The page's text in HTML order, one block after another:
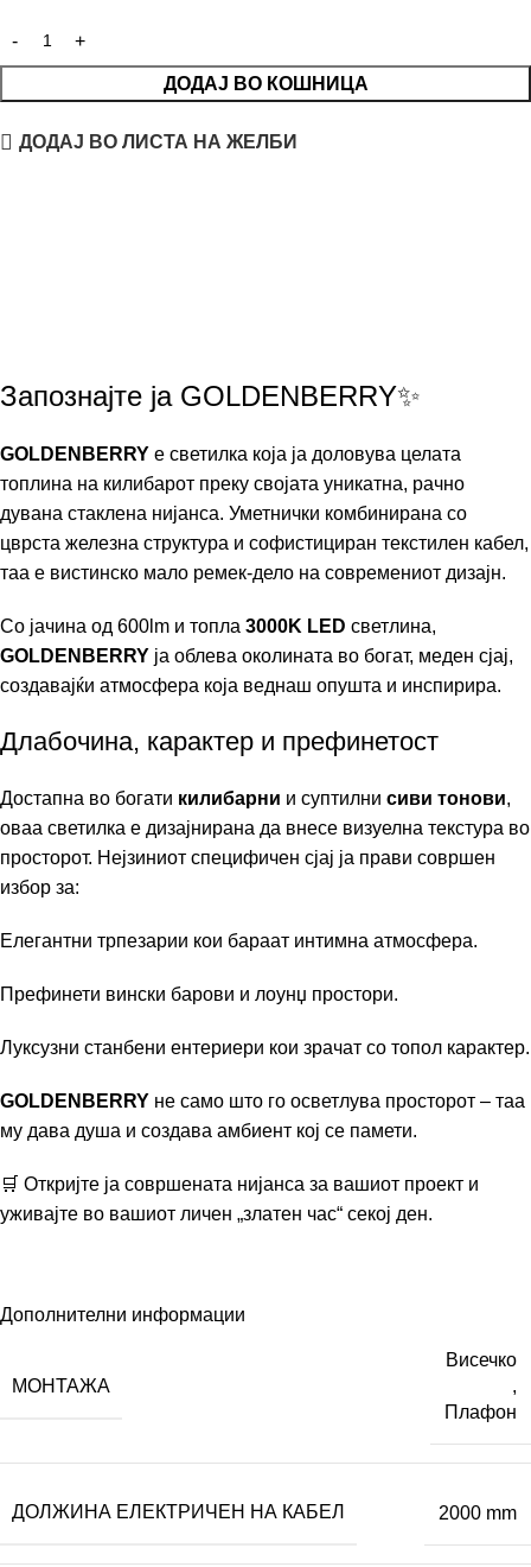
ДОДАЈ ВО КОШНИЦА
ДОДАЈ ВО ЛИСТА НА ЖЕЛБИ
Запознајте ја GOLDENBERRY✨
GOLDENBERRY е светилка која ја доловува целата
топлина на килибарот преку својата уникатна, рачно
дувана стаклена нијанса. Уметнички комбинирана со
цврста железна структура и софистициран текстилен кабел,
таа е вистинско мало ремек-дело на современиот дизајн.
Со јачина од 600lm и топла 3000K LED светлина,
GOLDENBERRY ја облева околината во богат, меден сјај,
создавајќи атмосфера која веднаш опушта и инспирира.
Длабочина, карактер и префинетост
Достапна во богати килибарни и суптилни сиви тонови,
оваа светилка е дизајнирана да внесе визуелна текстура во
просторот. Нејзиниот специфичен сјај ја прави совршен
избор за:
Елегантни трпезарии кои бараат интимна атмосфера.
Префинети вински барови и лоунџ простори.
Луксузни станбени ентериери кои зрачат со топол карактер.
GOLDENBERRY не само што го осветлува просторот – таа
му дава душа и создава амбиент кој се памети.
🛒 Откријте ја совршената нијанса за вашиот проект и
уживајте во вашиот личен „златен час“ секој ден.
Дополнителни информации
МОНТАЖА
Висечко
,
Плафон
ДОЛЖИНА ЕЛЕКТРИЧЕН НА КАБЕЛ 2000 mm